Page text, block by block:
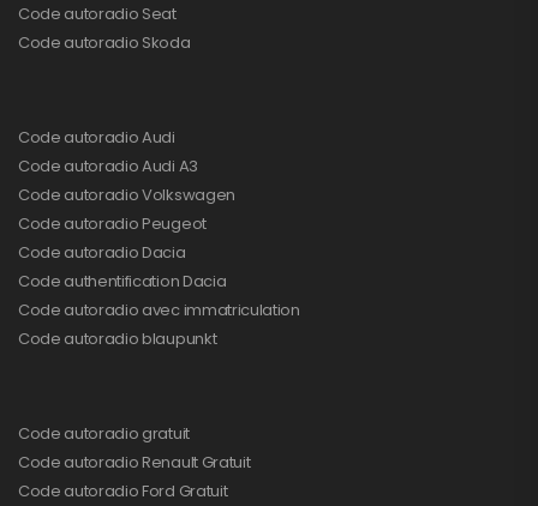
Code autoradio Seat
Code autoradio Skoda
Code autoradio Audi
Code autoradio Audi A3
Code autoradio Volkswagen
Code autoradio Peugeot
Code autoradio Dacia
Code authentification Dacia
Code autoradio avec immatriculation
Code autoradio blaupunkt
Code autoradio gratuit
Code autoradio Renault Gratuit
Code autoradio Ford Gratuit